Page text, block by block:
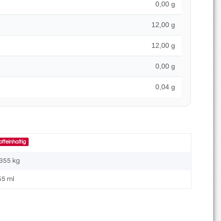
0,00 g
12,00 g
12,00 g
0,00 g
0,04 g
kg
ml